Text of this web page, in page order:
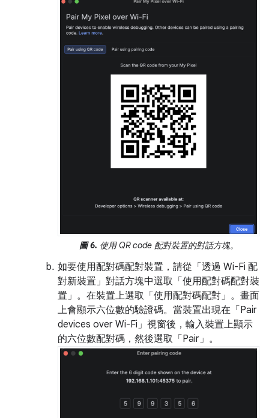
圖 6. 使用 QR code 配對裝置的對話方塊。
如要使用配對碼配對裝置，請從「透過 Wi-Fi 配
對新裝置」 對話方塊中選取「使用配對碼配對裝
置」 。在裝置上選取「使用配對碼配對」 。畫面
上會顯示六位數的驗證碼。當裝置出現在「Pair
devices over Wi-Fi」 視窗後，輸入裝置上顯示
的六位數配對碼，然後選取「Pair」 。